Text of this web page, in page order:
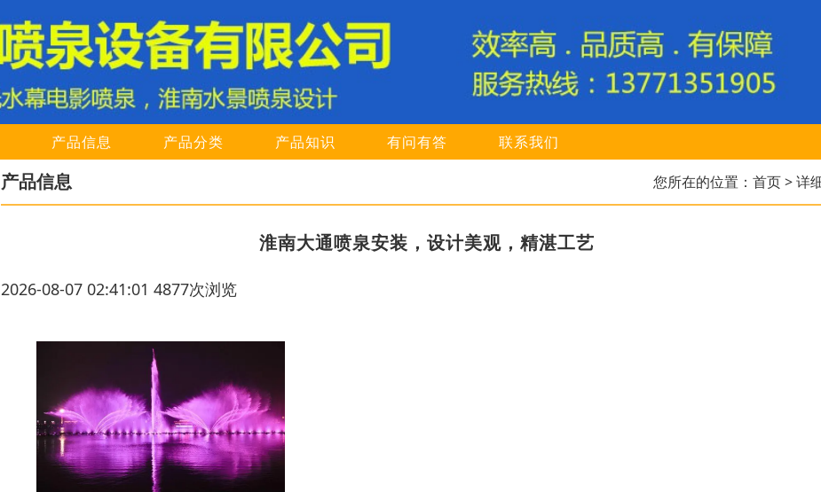
产品信息 产品分类 产品知识 有问有答 联系我们
产品信息 您所在的位置： 首页> 详
淮南大通喷泉安装，设计美观，精湛工艺
2026-08-07 02:41:01 4877次浏览